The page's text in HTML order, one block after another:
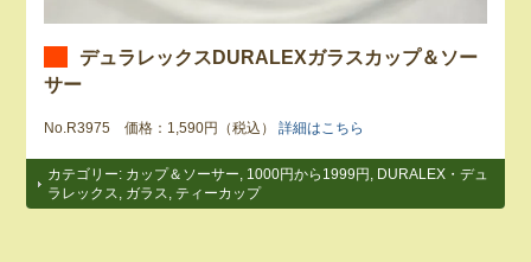
デュラレックスDURALEXガラスカップ＆ソー
サー
No.R3975 価格：1,590円（税込）詳細はこちら
カテゴリー: カップ＆ソーサー 1000円から1999円
DURALEX・デュ
ラレックス
ガラス ティーカップ